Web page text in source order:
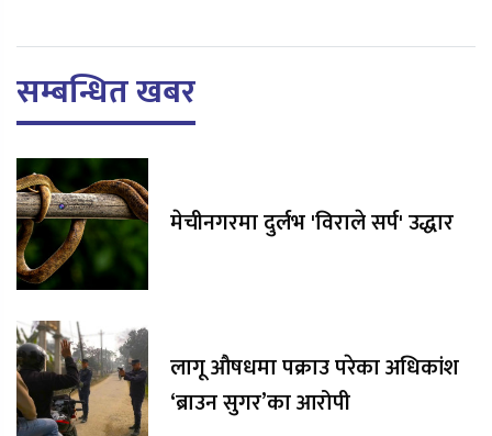
सम्बन्धित खबर
मेचीनगरमा दुर्लभ 'विराले सर्प' उद्धार
लागू औषधमा पक्राउ परेका अधिकांश
‘ब्राउन सुगर’का आरोपी